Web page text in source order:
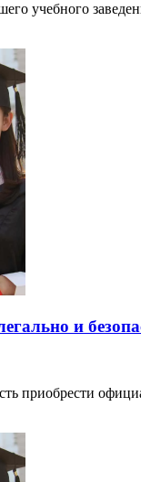
учебного
и
приобрести